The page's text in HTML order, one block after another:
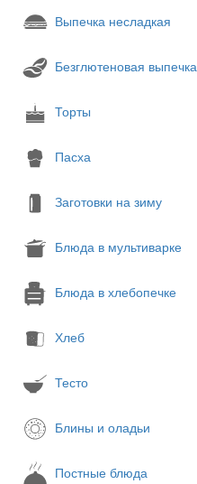
Выпечка несладкая
Безглютеновая выпечка
Торты
Пасха
Заготовки на зиму
Блюда в мультиварке
Блюда в хлебопечке
Хлеб
Тесто
Блины и оладьи
Постные блюда